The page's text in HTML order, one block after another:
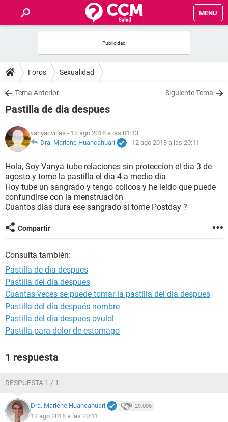
MENU
FOROS
SALUD
NUTRICIÓN
BIENESTAR
SEXUALIDAD
GLOSARIO
Foros Sexualidad
Tema Anterior Siguiente Tema
Pastilla de dia despues
vanyacvillas - 12 ago 2018 a las 01:13
Dra. Marlene Huancahuari
- 12 ago 2018 a las 20:11
Hola, Soy Vanya tube relaciones sin proteccion el dia 3 de
agosto y tome la pastilla el dia 4 a medio dia
Hoy tube un sangrado y tengo colicos y he leído que puede
confundirse con la menstruación
Cuantos dias dura ese sangrado si tome Postday ?
Compartir
Consulta también:
Pastilla de dia despues
Pastilla del dia después
Cuantas veces se puede tomar la pastilla del dia despues
Pastilla del día después nombre
Pastilla del dia despues ovulol
Pastilla para dolor de estomago
1 respuesta
RESPUESTA 1 / 1
Dra. Marlene Huancahuari 29.005
12 ago 2018 a las 20:11